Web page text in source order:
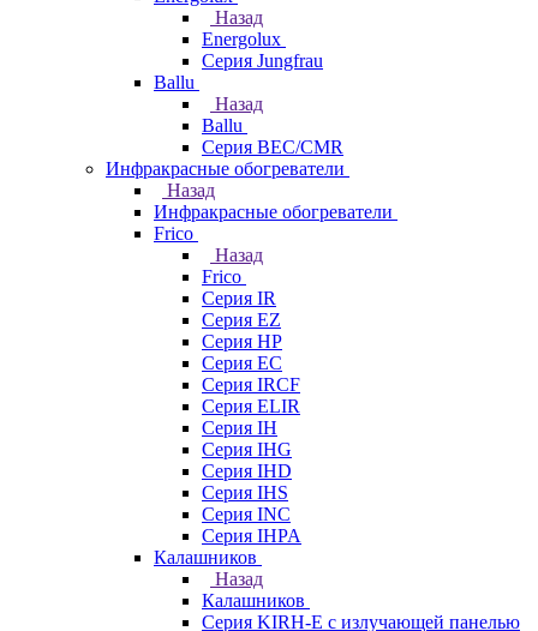
Назад
Energolux
Серия Jungfrau
Ballu
Назад
Ballu
Серия BEC/CMR
Инфракрасные обогреватели
Назад
Инфракрасные обогреватели
Frico
Назад
Frico
Серия IR
Серия EZ
Серия HP
Серия EC
Серия IRCF
Серия ELIR
Серия IH
Серия IHG
Серия IHD
Серия IHS
Серия INC
Серия IHPA
Калашников
Назад
Калашников
Серия KIRH-E с излучающей панелью